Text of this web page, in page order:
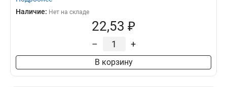
Наличие: Нет на складе
22,53 ₽
– +
В корзину